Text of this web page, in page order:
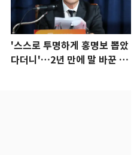
'스스로 투명하게 홍명보 뽑았
다더니'…2년 만에 말 바꾼 이